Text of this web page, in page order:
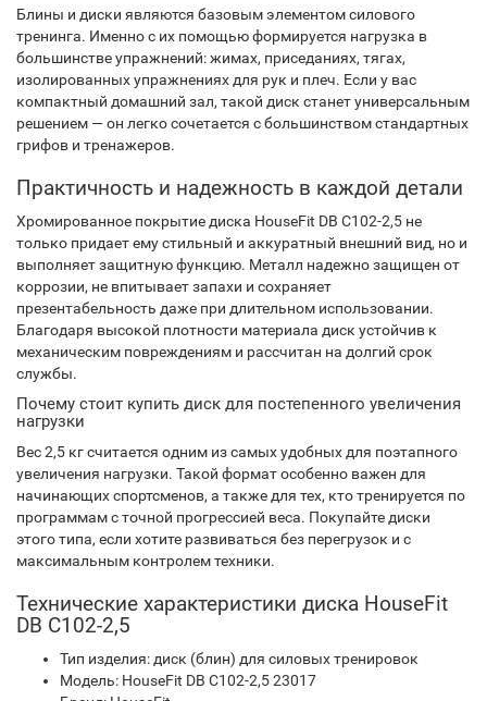
Блины и диски являются базовым элементом силового
тренинга. Именно с их помощью формируется нагрузка в
большинстве упражнений: жимах, приседаниях, тягах,
изолированных упражнениях для рук и плеч. Если у вас
компактный домашний зал, такой диск станет универсальным
решением — он легко сочетается с большинством стандартных
грифов и тренажеров.
Практичность и надежность в каждой детали
Хромированное покрытие диска HouseFit DB C102-2,5 не
только придает ему стильный и аккуратный внешний вид, но и
выполняет защитную функцию. Металл надежно защищен от
коррозии, не впитывает запахи и сохраняет
презентабельность даже при длительном использовании.
Благодаря высокой плотности материала диск устойчив к
механическим повреждениям и рассчитан на долгий срок
службы.
Почему стоит купить диск для постепенного увеличения
нагрузки
Вес 2,5 кг считается одним из самых удобных для поэтапного
увеличения нагрузки. Такой формат особенно важен для
начинающих спортсменов, а также для тех, кто тренируется по
программам с точной прогрессией веса. Покупайте диски
этого типа, если хотите развиваться без перегрузок и с
максимальным контролем техники.
Технические характеристики диска HouseFit
DB C102-2,5
Тип изделия: диск (блин) для силовых тренировок
Модель: HouseFit DB C102-2,5 23017